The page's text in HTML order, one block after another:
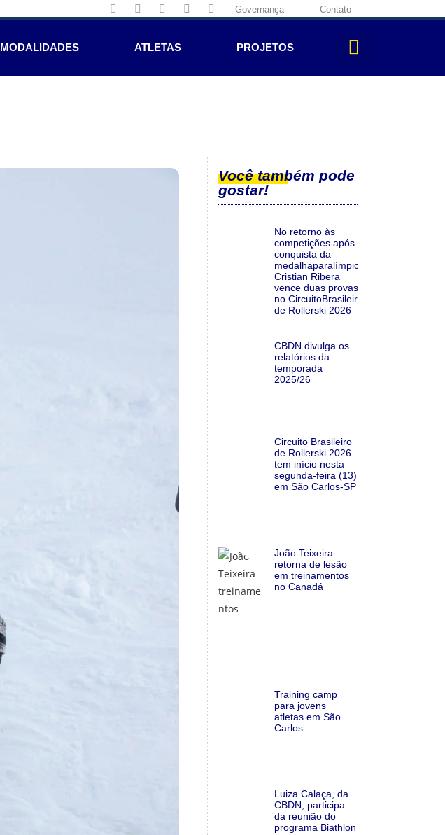
Governança Contato
MODALIDADES ATLETAS PROJETOS
Você também pode
gostar!
No retorno às
competições após a
conquista da
medalhaparalímpica,
Cristian Ribera
vence duas provas
no CircuitoBrasileiro
de Rollerski 2026
CBDN divulga os
relatórios da
temporada
2025/26
Circuito Brasileiro
de Rollerski 2026
tem início nesta
segunda-feira (13)
em São Carlos-SP
João Teixeira
retorna de lesão
em treinamentos
no Canadá
Training camp
para jovens
atletas em São
Carlos
Luiza Calaça, da
CBDN, participa
da reunião do
programa Biathlon